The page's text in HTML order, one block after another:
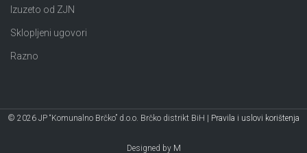
Izuzeto od ZJN
Sklopljeni ugovori
Razno
© 2026 JP “Komunalno Brčko” d.o.o. Brčko distrikt BiH | Pravila i uslovi korištenja
Designed by M